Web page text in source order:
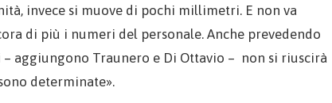
invece si muove di pochi millimetri. E non va
di più i numeri del personale. Anche prevedendo
aggiungono Traunero e Di Ottavio – non si riuscirà
determinate».